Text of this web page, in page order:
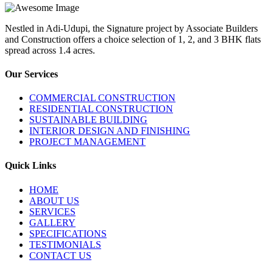
Nestled in Adi-Udupi, the Signature project by Associate Builders
and Construction offers a choice selection of 1, 2, and 3 BHK flats
spread across 1.4 acres.
Our Services
COMMERCIAL CONSTRUCTION
RESIDENTIAL CONSTRUCTION
SUSTAINABLE BUILDING
INTERIOR DESIGN AND FINISHING
PROJECT MANAGEMENT
Quick Links
HOME
ABOUT US
SERVICES
GALLERY
SPECIFICATIONS
TESTIMONIALS
CONTACT US